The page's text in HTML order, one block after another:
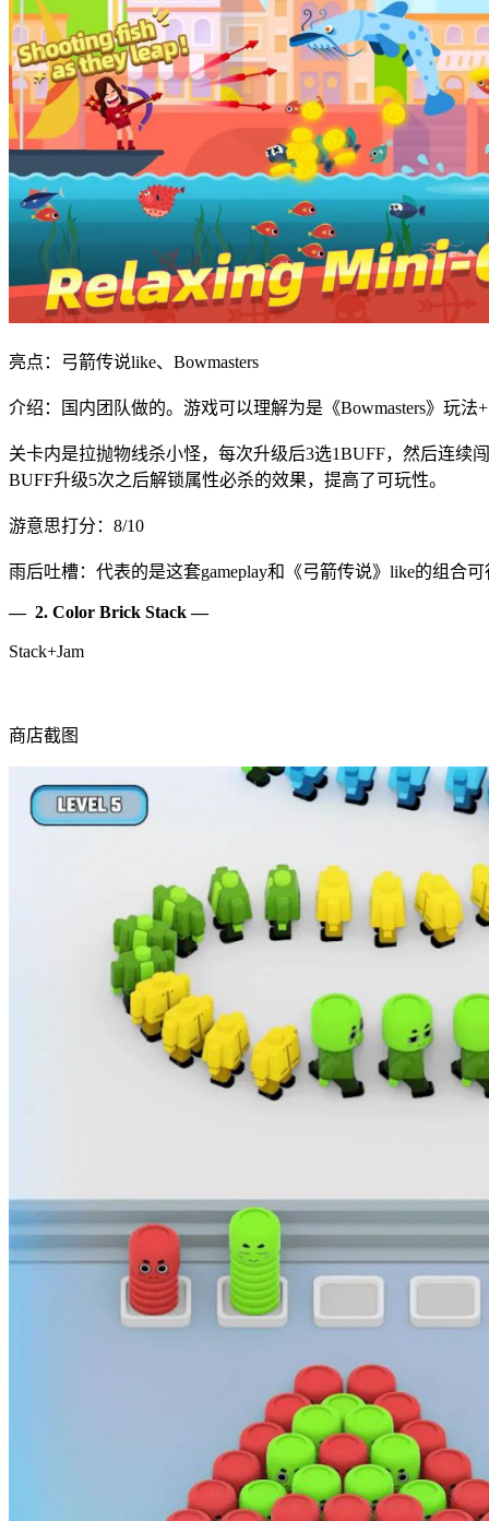
亮点：弓箭传说like、Bowmasters
介绍：国内团队做的。游戏可以理解为是《Bowmasters》玩
关卡内是拉抛物线杀小怪，每次升级后3选1BUFF，然后连续
BUFF升级5次之后解锁属性必杀的效果，提高了可玩性。
游意思打分：8/10
雨后吐槽：代表的是这套gameplay和《弓箭传说》like的组合
— 2. Color Brick Stack —
Stack+Jam
商店截图